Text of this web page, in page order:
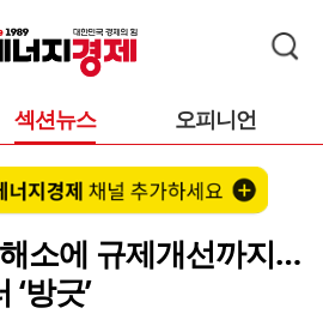
섹션뉴스 오피니언
소에 규제개선까지…
방긋’